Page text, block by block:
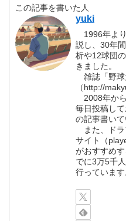
この記事を書いた人
yuki
1996年よ
説し、30年
析や12球団
きました。
雑誌「野球
（http://
2008年か
毎日投稿し
の記事書いて
また、ドラ
サイト（
がおすすめ
でに3万5千
行っています